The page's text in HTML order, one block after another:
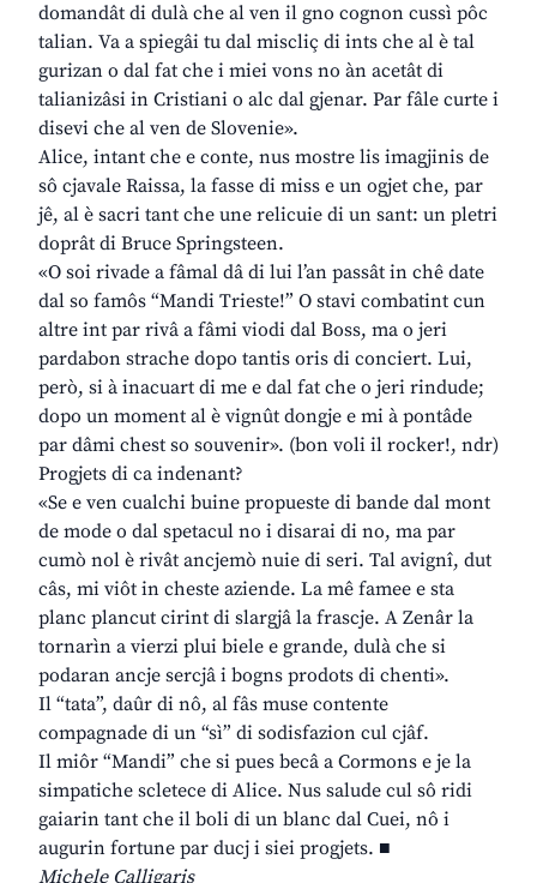
domandât di dulà che al ven il gno cognon cussì pôc
talian. Va a spiegâi tu dal miscliç di ints che al è tal
gurizan o dal fat che i miei vons no àn acetât di
talianizâsi in Cristiani o alc dal gjenar. Par fâle curte i
disevi che al ven de Slovenie».
Alice, intant che e conte, nus mostre lis imagjinis de
sô cjavale Raissa, la fasse di miss e un ogjet che, par
jê, al è sacri tant che une relicuie di un sant: un pletri
doprât di Bruce Springsteen.
«O soi rivade a fâmal dâ di lui l’an passât in chê date
dal so famôs “Mandi Trieste!” O stavi combatint cun
altre int par rivâ a fâmi viodi dal Boss, ma o jeri
pardabon strache dopo tantis oris di conciert. Lui,
però, si à inacuart di me e dal fat che o jeri rindude;
dopo un moment al è vignût dongje e mi à pontâde
par dâmi chest so souvenir». (bon voli il rocker!, ndr)
Progjets di ca indenant?
«Se e ven cualchi buine propueste di bande dal mont
de mode o dal spetacul no i disarai di no, ma par
cumò nol è rivât ancjemò nuie di seri. Tal avignî, dut
câs, mi viôt in cheste aziende. La mê famee e sta
planc plancut cirint di slargjâ la frascje. A Zenâr la
tornarìn a vierzi plui biele e grande, dulà che si
podaran ancje sercjâ i bogns prodots di chenti».
Il “tata”, daûr di nô, al fâs muse contente
compagnade di un “sì” di sodisfazion cul cjâf.
Il miôr “Mandi” che si pues becâ a Cormons e je la
simpatiche scletece di Alice. Nus salude cul sô ridi
gaiarin tant che il boli di un blanc dal Cuei, nô i
augurin fortune par ducj i siei progjets. ■
Michele Calligaris